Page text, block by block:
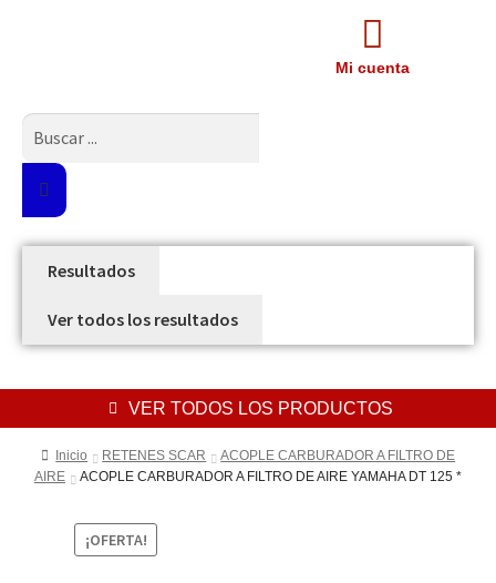
Mi cuenta
Resultados
Ver todos los resultados
VER TODOS LOS PRODUCTOS
Inicio RETENES SCAR
ACOPLE CARBURADOR A FILTRO DE
AIRE
ACOPLE CARBURADOR A FILTRO DE AIRE YAMAHA DT 125 *
¡OFERTA!